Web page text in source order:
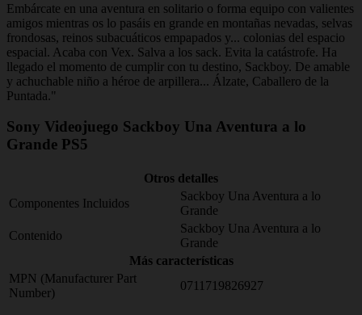
Embárcate en una aventura en solitario o forma equipo con valientes
amigos mientras os lo pasáis en grande en montañas nevadas, selvas
frondosas, reinos subacuáticos empapados y... colonias del espacio
espacial. Acaba con Vex. Salva a los sack. Evita la catástrofe. Ha
llegado el momento de cumplir con tu destino, Sackboy. De amable
y achuchable niño a héroe de arpillera... Álzate, Caballero de la
Puntada."
Sony Videojuego Sackboy Una Aventura a lo
Grande PS5
Otros detalles
Componentes Incluidos
Sackboy Una Aventura a lo
Grande
Contenido
Sackboy Una Aventura a lo
Grande
Más características
MPN (Manufacturer Part
Number)
0711719826927